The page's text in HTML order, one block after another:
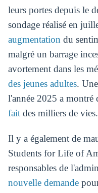
leurs portes depuis le
sondage réalisé en
augmentation du
malgré un barrage
avortement dans les
des jeunes adultes.
l'année 2025 a montré
faitdes milliers de vies.
Il y a également de
Students for Life of
responsables de
nouvelle demande